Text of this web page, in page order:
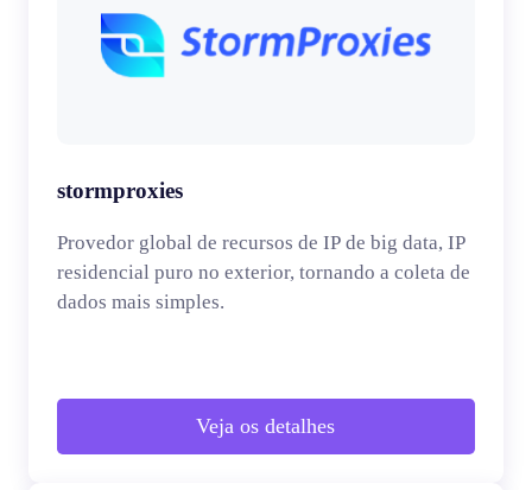
stormproxies
Provedor global de recursos de IP de big data, IP
residencial puro no exterior, tornando a coleta de
dados mais simples.
Veja os detalhes